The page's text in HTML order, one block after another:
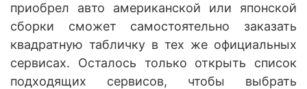
приобрел авто американской или японской
сборки сможет самостоятельно заказать
квадратную табличку в тех же официальных
сервисах. Осталось только открыть список
подходящих сервисов, чтобы выбрать